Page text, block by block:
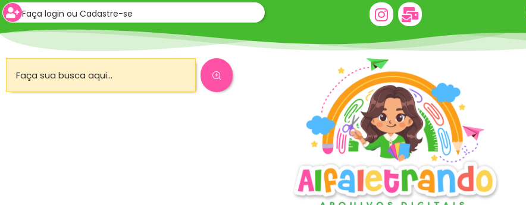
Faça login ou Cadastre-se